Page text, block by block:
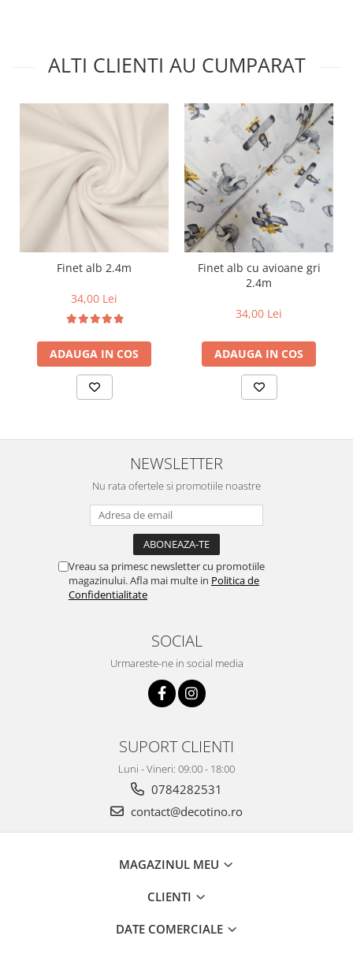
ALTI CLIENTI AU CUMPARAT
Finet alb 2.4m
34,00 Lei
ADAUGA IN COS
Finet alb cu avioane gri
2.4m
34,00 Lei
ADAUGA IN COS
NEWSLETTER
Nu rata ofertele si promotiile noastre
Vreau sa primesc newsletter cu promotiile
magazinului. Afla mai multe in Politica de
Confidentialitate
SOCIAL
Urmareste-ne in social media
SUPORT CLIENTI
Luni - Vineri: 09:00 - 18:00
0784282531
contact@decotino.ro
MAGAZINUL MEU
CLIENTI
DATE COMERCIALE